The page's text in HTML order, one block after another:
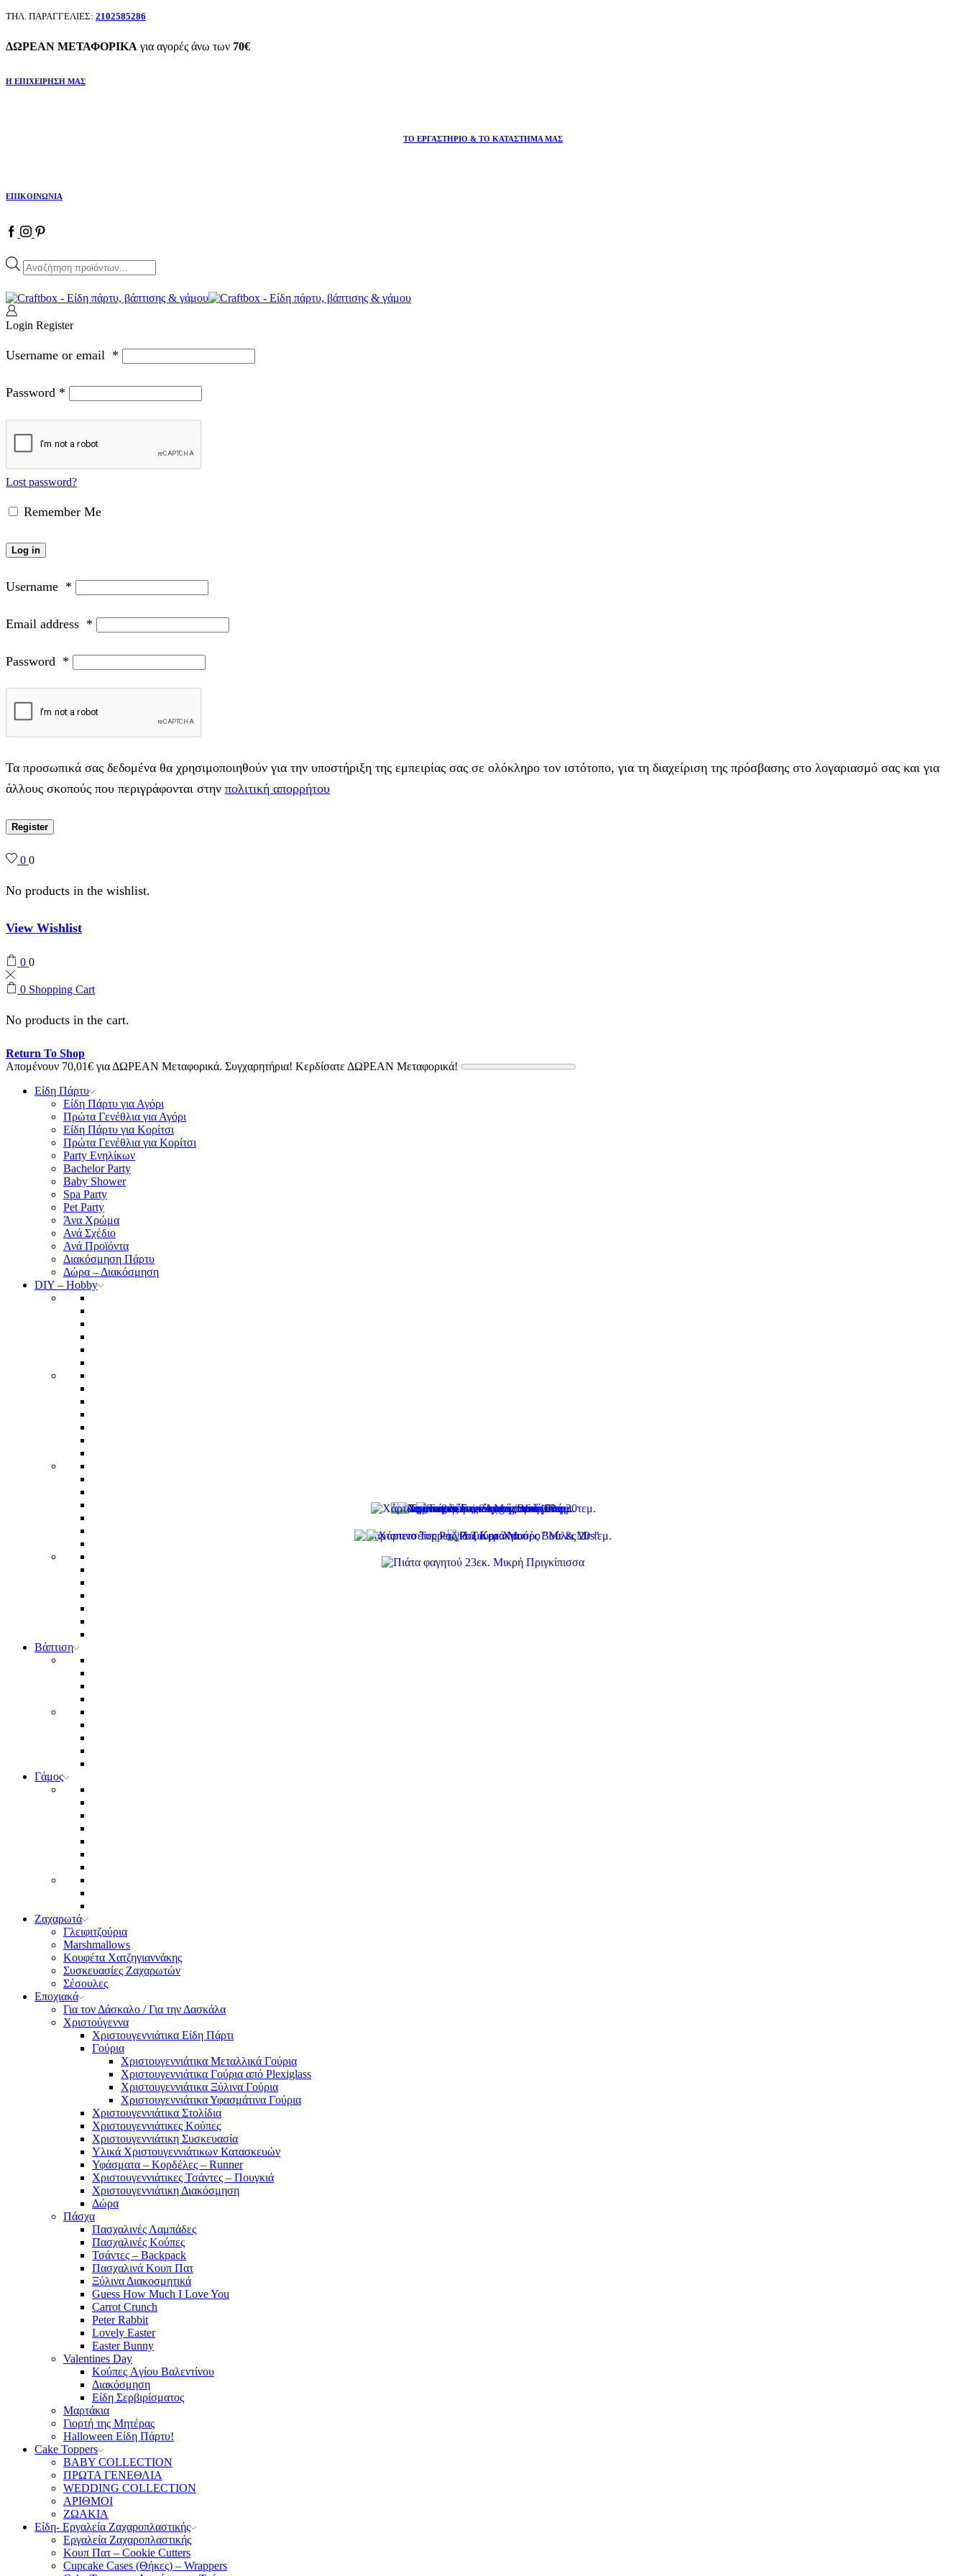
ΤΗΛ. ΠΑΡΑΓΓΕΛΙΕΣ: 2102585286
ΔΩΡΕΑΝ ΜΕΤΑΦΟΡΙΚΑ για αγορές άνω των 70€
Η ΕΠΙΧΕΙΡΗΣΗ ΜΑΣ
ΤΟ ΕΡΓΑΣΤΗΡΙΟ & ΤΟ ΚΑΤΑΣΤΗΜΑ ΜΑΣ
ΕΠΙΚΟΙΝΩΝΙΑ
Facebook
Instagram
Pinterest
Products
search
Login Register
Username or email *
Password *
Lost password?
Remember Me
Log in
Username *
Email address *
Password *
Τα προσωπικά σας δεδομένα θα χρησιμοποιηθούν για την υποστήριξη της εμπειρίας σας σε ολόκληρο τον ιστότοπο, για τη διαχείριση της πρόσβασης στο λογαριασμό σας και για
άλλους σκοπούς που περιγράφονται στην πολιτική απορρήτου
Register
0 0
No products in the wishlist.
View Wishlist
0 0
0 Shopping Cart
No products in the cart.
Return To Shop
Απομένουν 70,01€ για ΔΩΡΕΑΝ Μεταφορικά. Συγχαρητήρια! Κερδίσατε ΔΩΡΕΑΝ Μεταφορικά!
Είδη Πάρτυ
Είδη Πάρτυ για Αγόρι
Πρώτα Γενέθλια για Αγόρι
Είδη Πάρτυ για Κορίτσι
Πρώτα Γενέθλια για Κορίτσι
Party Ενηλίκων
Bachelor Party
Baby Shower
Spa Party
Pet Party
Άνα Χρώμα
Ανά Σχέδιο
Ανά Προϊόντα
Διακόσμηση Πάρτυ
Δώρα – Διακόσμηση
DIY – Hobby
Βάπτιση
Γάμος
Ζαχαρωτά
Γλειφιτζούρια
Marshmallows
Κουφέτα Χατζηγιαννάκης
Συσκευασίες Ζαχαρωτών
Σέσουλες
Εποχιακά
Για τον Δάσκαλο / Για την Δασκάλα
Χριστούγεννα
Χριστουγεννιάτικα Είδη Πάρτι
Γούρια
Χριστουγεννιάτικα Μεταλλικά Γούρια
Χριστουγεννιάτικα Γούρια από Plexiglass
Χριστουγεννιάτικα Ξύλινα Γούρια
Χριστουγεννιάτικα Υφασμάτινα Γούρια
Χριστουγεννιάτικα Στολίδια
Χριστουγεννιάτικες Κούπες
Χριστουγεννιάτικη Συσκευασία
Υλικά Χριστουγεννιάτικων Κατασκευών
Υφάσματα – Κορδέλες – Runner
Χριστουγεννιάτικες Τσάντες – Πουγκιά
Χριστουγεννιάτικη Διακόσμηση
Δώρα
Πάσχα
Πασχαλινές Λαμπάδες
Πασχαλινές Κούπες
Τσάντες – Backpack
Πασχαλινά Κουπ Πατ
Ξύλινα Διακοσμητικά
Guess How Much I Love You
Carrot Crunch
Peter Rabbit
Lovely Easter
Easter Bunny
Valentines Day
Κούπες Aγίου Βαλεντίνου
Διακόσμηση
Είδη Σερβιρίσματος
Μαρτάκια
Γιορτή της Μητέρας
Halloween Είδη Πάρτυ!
Cake Toppers
BABY COLLECTION
ΠΡΩΤΑ ΓΕΝΕΘΛΙΑ
WEDDING COLLECTION
ΑΡΙΘΜΟΙ
ΖΩΑΚΙΑ
Είδη- Εργαλεία Ζαχαροπλαστικής
Εργαλεία Ζαχαροπλαστικής
Κουπ Πατ – Cookie Cutters
Cupcake Cases (Θήκες) – Wrappers